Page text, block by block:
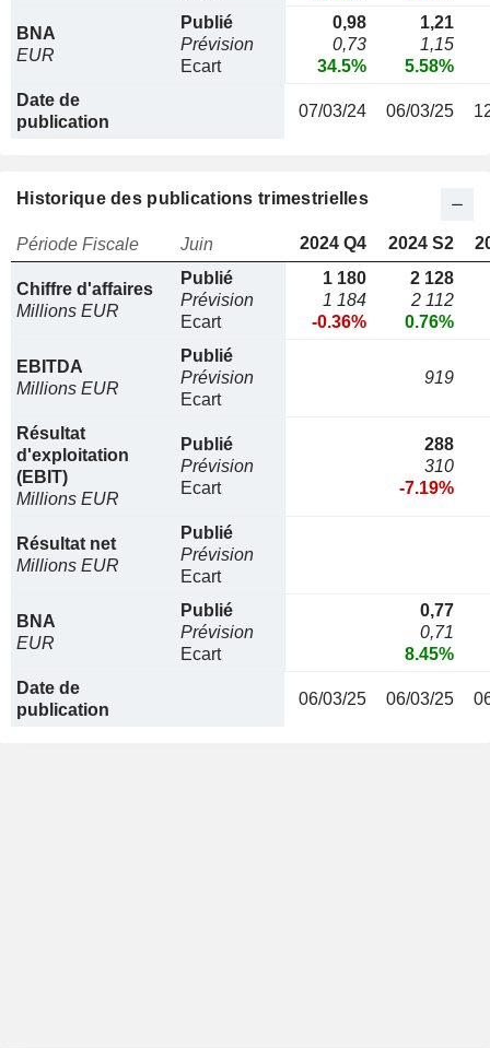
BNA
EUR
Publié
Prévision
Ecart
0,98
0,73
34.5%
1,21
1,15
5.58%
Date de
publication
07/03/24 06/03/25
Historique des publications trimestrielles
Période Fiscale Juin 2024 Q4 2024 S2
Chiffre d'affaires
Millions EUR
Publié
Prévision
Ecart
1 180
1 184
-0.36%
2 128
2 112
0.76%
EBITDA
Millions EUR
Publié
Prévision
Ecart
919
Résultat
d'exploitation
(EBIT)
Millions EUR
Publié
Prévision
Ecart
288
310
-7.19%
Résultat net
Millions EUR
Publié
Prévision
Ecart
BNA
EUR
Publié
Prévision
Ecart
0,77
0,71
8.45%
Date de
publication
06/03/25 06/03/25